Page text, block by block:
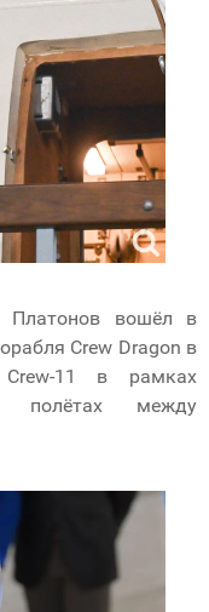
вошёл в
Crew Dragon в
Crew-11 в рамках
полётах между